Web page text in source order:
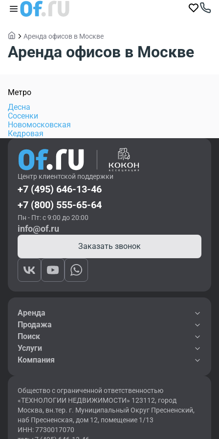
Аренда офисов в Москве
Аренда офисов в Москве
Метро
Десна
Сосенки
Новомосковская
Кедровая
Центр клиентской поддержки
+7 (495) 646-13-46
+7 (800) 555-65-64
Пн - Пт: с 9:00 до 20:00
info@of.ru
Заказать звонок
Аренда
Продажа
Поиск
Услуги
Компания
Общество с ограниченной ответственностью
«ТЕХНОЛОГИИ НЕДВИЖИМОСТИ» 123112, город
Москва, вн.тер. г. Муниципальный Округ Пресненский,
наб Пресненская, дом 12, помещение 1/13
ИНН: 7730017070